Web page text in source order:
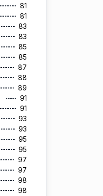
81
81
83
83
85
85
87
88
89
91
91
93
93
95
95
97
97
98
98